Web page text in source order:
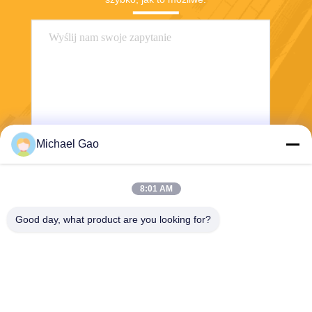
Wysłać
Michael Gao
8:01 AM
Good day, what product are you looking for?